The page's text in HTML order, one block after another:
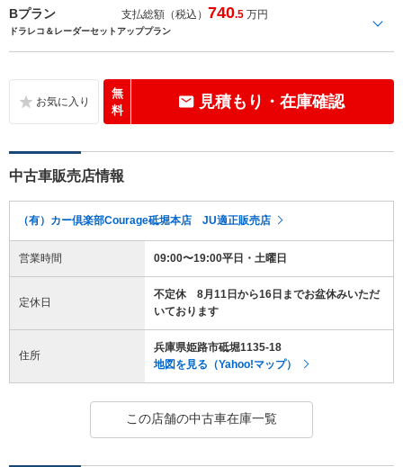
Bプラン 支払総額（税込） 740.5 万円
ドラレコ＆レーダーセットアッププラン
無
料
見積もり・在庫確認
中古車販売店情報
（有）カー倶楽部Courage砥堀本店 JU適正販売店
営業時間 09:00〜19:00平日・土曜日
定休日
不定休 8月11日から16日までお盆休みいただ
いております
住所
兵庫県姫路市砥堀1135-18
地図を見る（Yahoo!マップ）
この店舗の中古車在庫一覧